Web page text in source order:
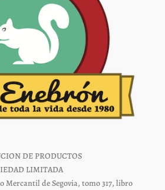
DE PRODUCTOS
LIMITADA
Mercantil de Segovia, tomo 317, libro